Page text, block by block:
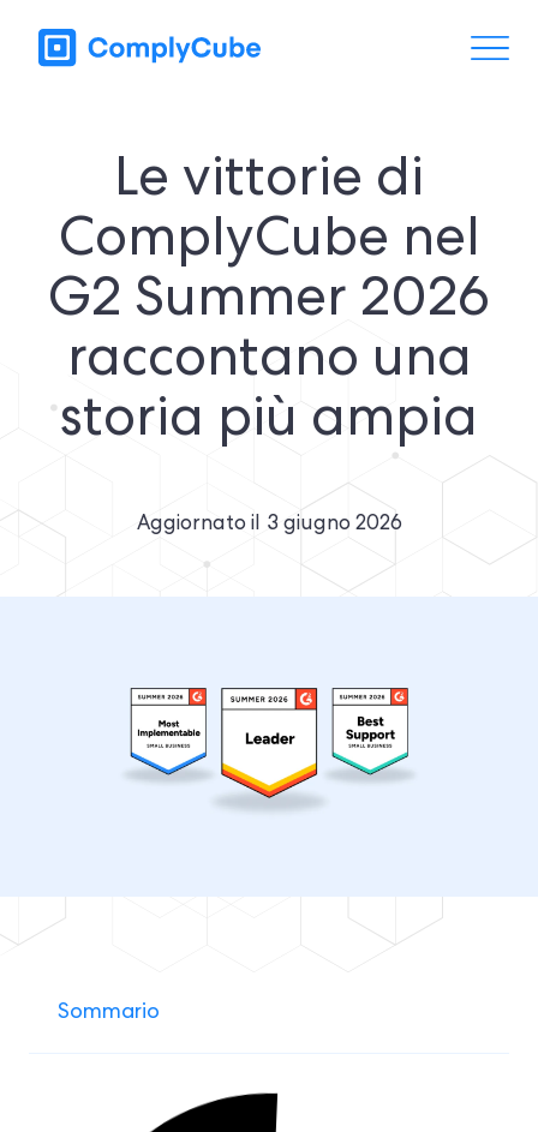
Le vittorie di
ComplyCube nel
G2 Summer 2026
raccontano una
storia più ampia
Aggiornato il 3 giugno 2026
Sommario